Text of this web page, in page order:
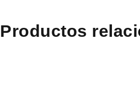
Productos